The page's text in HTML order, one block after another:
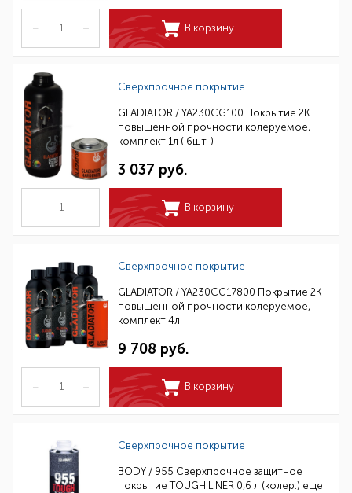
– + В корзину
Сверхпрочное покрытие
GLADIATOR / YA230CG100 Покрытие 2К
повышенной прочности колеруемое,
комплект 1л ( 6шт. )
3 037 руб.
– + В корзину
Сверхпрочное покрытие
GLADIATOR / YA230CG17800 Покрытие 2К
повышенной прочности колеруемое,
комплект 4л
9 708 руб.
– + В корзину
Сверхпрочное покрытие
BODY / 955 Сверхпрочное защитное
покрытие TOUGH LINER 0,6 л (колер.) еще